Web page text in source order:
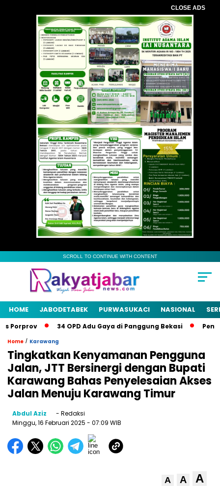
CLOSE ADS
SCROLL TO CONTINUE WITH CONTENT
HOME JABODETABEK PURWASUKACI NASIONAL
34 OPD Adu Gaya di Panggung Bekasi Pemkab
Home / Karawang
Tingkatkan Kenyamanan Pengguna
Jalan, JTT Bersinergi dengan Bupati
Karawang Bahas Penyelesaian Akses
Jalan Menuju Karawang Timur
Abdul Aziz
- Redaksi
Minggu, 16 Februari 2025 - 07:09 WIB
A A A